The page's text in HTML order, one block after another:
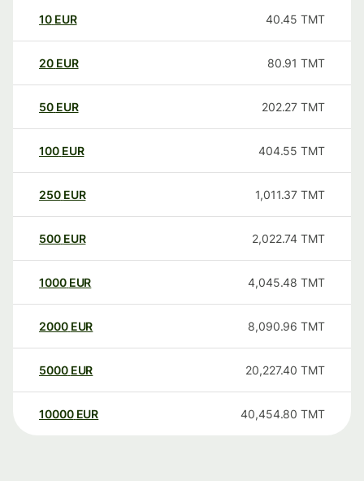
10 EUR 40.45 TMT
20 EUR 80.91 TMT
50 EUR 202.27 TMT
100 EUR 404.55 TMT
250 EUR 1,011.37 TMT
500 EUR 2,022.74 TMT
1000 EUR 4,045.48 TMT
2000 EUR 8,090.96 TMT
5000 EUR 20,227.40 TMT
10000 EUR 40,454.80 TMT